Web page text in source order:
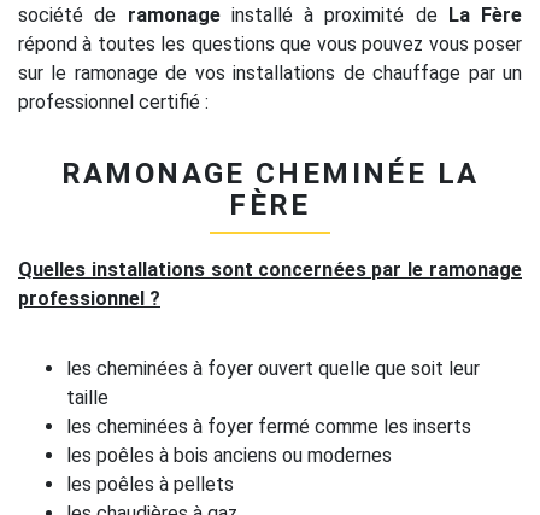
société de ramonageinstallé à proximité de
La Fère
répond à toutes les questions que vous pouvez vous poser
sur le ramonage de vos installations de chauffage par un
professionnel certifié :
RAMONAGE CHEMINÉE LA
FÈRE
Quelles installations sont concernées par le ramonage
professionnel ?
les cheminées à foyer ouvert quelle que soit leur
taille
les cheminées à foyer fermé comme les inserts
les poêles à bois anciens ou modernes
les poêles à pellets